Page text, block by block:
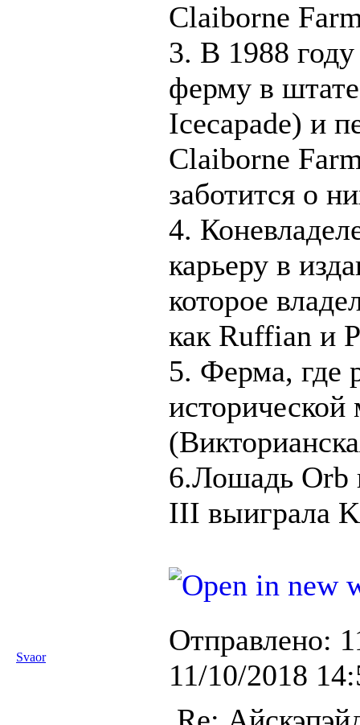
Claiborne
3. В 1988
ферму в
Icecapade) и
Claiborne
заботится о
4.
карьеру в
которое
как Ruffian и
5. Ферма, где
6.Лошадь Orb
III выиграла
Svaor
Отправлено:
11/10/2018